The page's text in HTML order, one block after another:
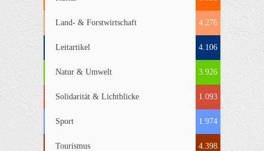
Land- & Forstwirtschaft 4.276
Leitartikel 4.106
Natur & Umwelt 3.926
Solidarität & Lichtblicke 1.093
Sport 1.974
Tourismus 4.398